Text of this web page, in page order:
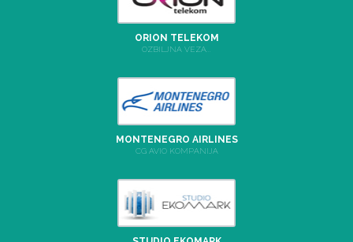
ORION TELEKOM
OZBILJNA VEZA...
MONTENEGRO AIRLINES
CG AVIO KOMPANIJA